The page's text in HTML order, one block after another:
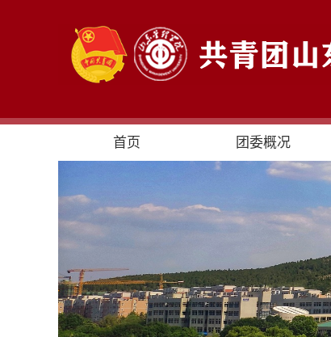
首页 团委概况